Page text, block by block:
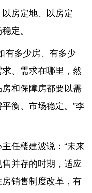
房定地、以房定
定。
多少房、有多少
、需求在哪里，然
和保障房都要以需
衡、市场稳定。”李
任楼建波说：“未来
并存的时期，适应
销售制度改革，有